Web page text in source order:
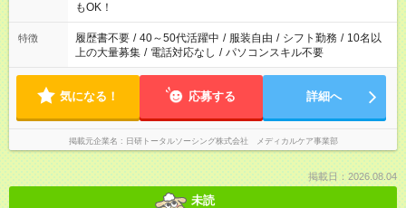
もOK！
特徴 履歴書不要 / 40～50代活躍中 / 服装自由 / シフト勤務 / 10名以
上の大量募集 / 電話対応なし / パソコンスキル不要
気になる！ 応募する 詳細へ
掲載元企業名 日研トータルソーシング株式会社 メディカルケア事業部
掲載日：2026.08.04
未読